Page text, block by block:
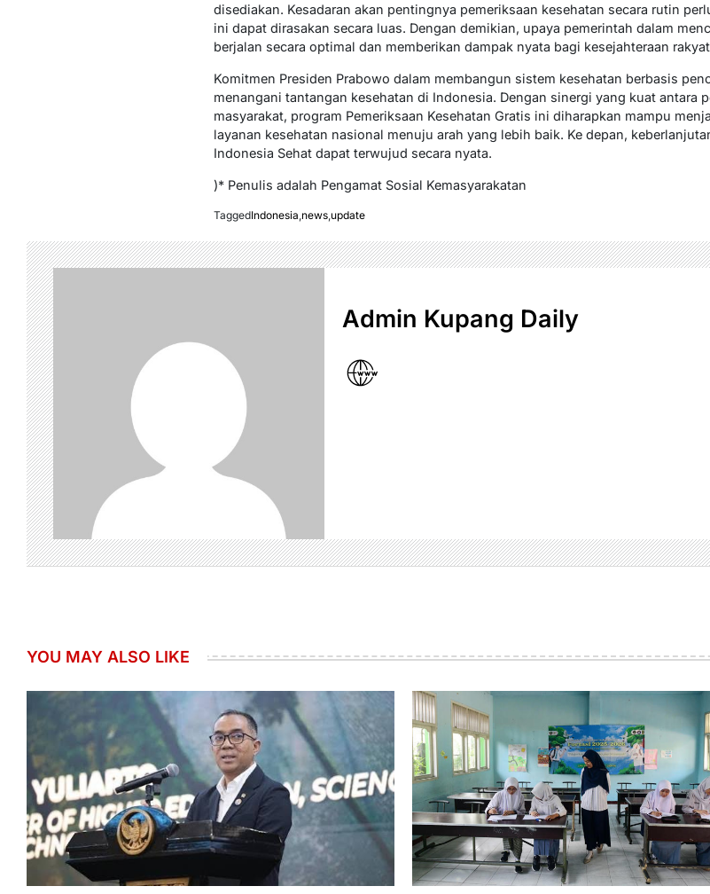
disediakan. Kesadaran akan pentingnya pemeriksaan kesehatan secara rutin
ini dapat dirasakan secara luas. Dengan demikian, upaya pemerintah dalam
berjalan secara optimal dan memberikan dampak nyata bagi kesejahteraan
Komitmen Presiden Prabowo dalam membangun sistem kesehatan berbasis
menangani tantangan kesehatan di Indonesia. Dengan sinergi yang kuat antara
masyarakat, program Pemeriksaan Kesehatan Gratis ini diharapkan mampu
layanan kesehatan nasional menuju arah yang lebih baik. Ke depan,
Indonesia Sehat dapat terwujud secara nyata.
)* Penulis adalah Pengamat Sosial Kemasyarakatan
TaggedIndonesia news, update
Admin Kupang Daily
YOU MAY ALSO LIKE